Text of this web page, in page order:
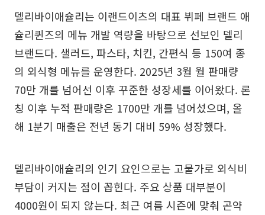
델리바이애슐리는 이랜드이츠의 대표 뷔페 브랜드 애
슐리퀸즈의 메뉴 개발 역량을 바탕으로 선보인 델리
브랜드다. 샐러드, 파스타, 치킨, 간편식 등 150여 종
의 외식형 메뉴를 운영한다. 2025년 3월 월 판매량
70만 개를 넘어선 이후 꾸준한 성장세를 이어왔다. 론
칭 이후 누적 판매량은 1700만 개를 넘어섰으며, 올
해 1분기 매출은 전년 동기 대비 59% 성장했다.
델리바이애슐리의 인기 요인으로는 고물가로 외식비
부담이 커지는 점이 꼽힌다. 주요 상품 대부분이
4000원이 되지 않는다. 최근 여름 시즌에 맞춰 곤약